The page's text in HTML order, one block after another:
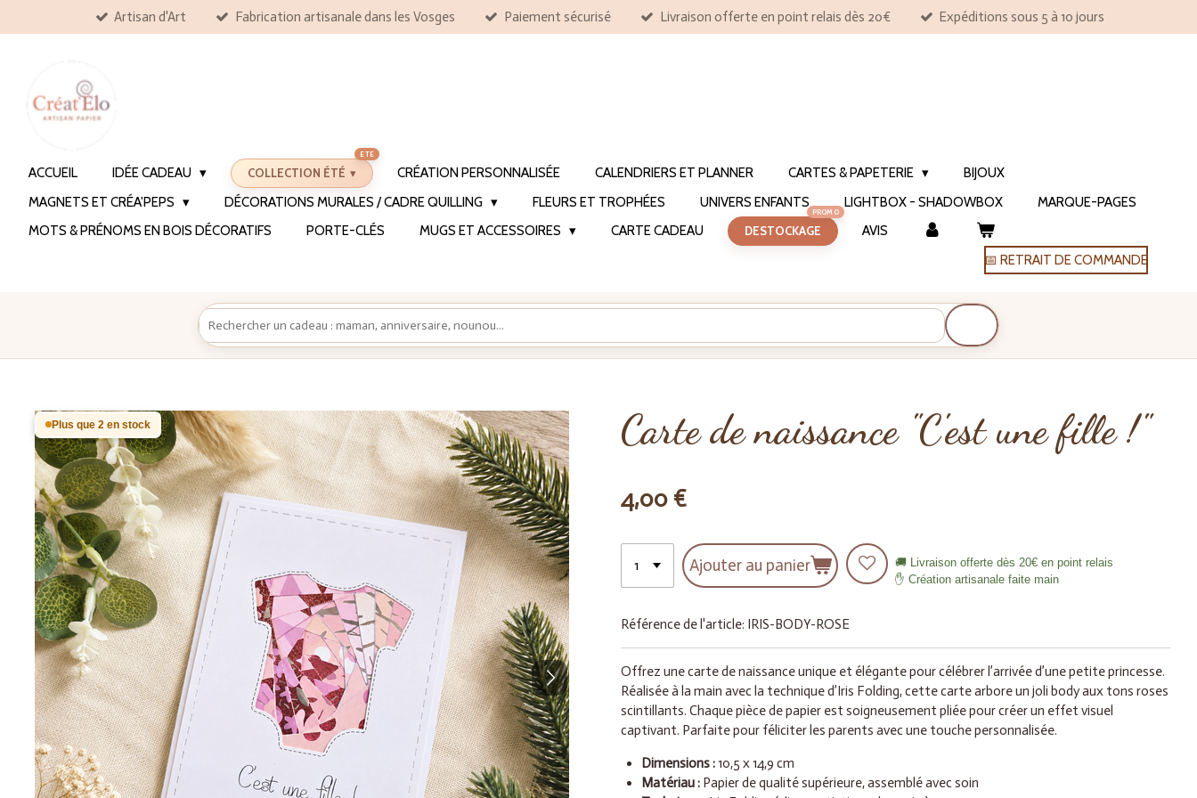
au
Artisan d'Art Fabrication artisanale dans les Vosges Paiement sécurisé Livraison offerte en point relais dès 20€ Expéditions sous 5 à 10 jours
ACCUEIL IDÉE CADEAU COLLECTION ÉTÉ CRÉATION PERSONNALISÉE CALENDRIERS ET PLANNER CARTES & PAPETERIE
BIJOUX
MAGNETS ET CRÉA'PEPS
DÉCORATIONS MURALES / CADRE QUILLING FLEURS ET TROPHÉES UNIVERS ENFANTS LIGHTBOX - SHADOWBOX
MARQUE-PAGES
MOTS & PRÉNOMS EN BOIS DÉCORATIFS
PORTE-CLÉS MUGS ET ACCESSOIRES CARTE CADEAU DESTOCKAGE
AVIS
📅 RETRAIT DE COMMANDE
Carte de naissance "C'est une fille !"
Plus que 2 en stock
4,00 €
Ajouter au panier
🚚 Livraison offerte dès 20€ en point relais
✋ Création artisanale faite main
Référence de l'article: IRIS-BODY-ROSE
Offrez une carte de naissance unique et élégante pour célébrer l’arrivée d’une petite princesse.
Réalisée à la main avec la technique d’Iris Folding, cette carte arbore un joli body aux tons roses
scintillants. Chaque pièce de papier est soigneusement pliée pour créer un effet visuel
captivant. Parfaite pour féliciter les parents avec une touche personnalisée.
Dimensions :10,5 x 14,9 cm
Matériau :Papier de qualité supérieure, assemblé avec soin